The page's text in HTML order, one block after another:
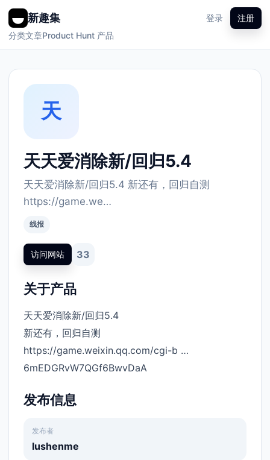
新趣集
分类文章Product Hunt 产品
登录 注册
天
天天爱消除新/回归5.4
天天爱消除新/回归5.4 新还有，回归自测
https://game.we…
线报
访问网站 33
关于产品
天天爱消除新/回归5.4
新还有，回归自测
https://game.weixin.qq.com/cgi-b …
6mEDGRvW7QGf6BwvDaA
发布信息
发布者
lushenme